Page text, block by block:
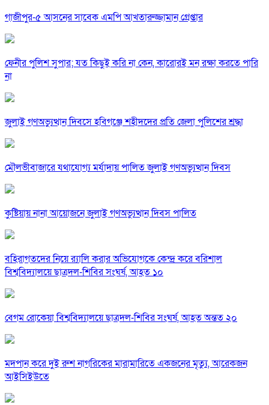
গাজীপুর-৫ আসনের সাবেক এমপি আখতারুজ্জামান গ্রেপ্তার
ফেনীর পুলিশ সুপার; যত কিছুই করি না কেন, কারোরই মন রক্ষা করতে পারি
না
জুলাই গণঅভ্যুত্থান দিবসে হবিগঞ্জে শহীদদের প্রতি জেলা পুলিশের শ্রদ্ধা
মৌলভীবাজারে যথাযোগ্য মর্যাদায় পালিত জুলাই গণঅভ্যুত্থান দিবস
কুষ্টিয়ায় নানা আয়োজনে জুলাই গণঅভ্যুত্থান দিবস পালিত
বহিরাগতদের নিয়ে র‍্যালি করার অভিযোগকে কেন্দ্র করে বরিশাল
বিশ্ববিদ্যালয়ে ছাত্রদল-শিবির সংঘর্ষ, আহত ১০
বেগম রোকেয়া বিশ্ববিদ্যালয়ে ছাত্রদল-শিবির সংঘর্ষ, আহত অন্তত ২০
মদপান করে দুই রুশ নাগরিকের মারামারিতে একজনের মৃত্যু, আরেকজন
আইসিইউতে